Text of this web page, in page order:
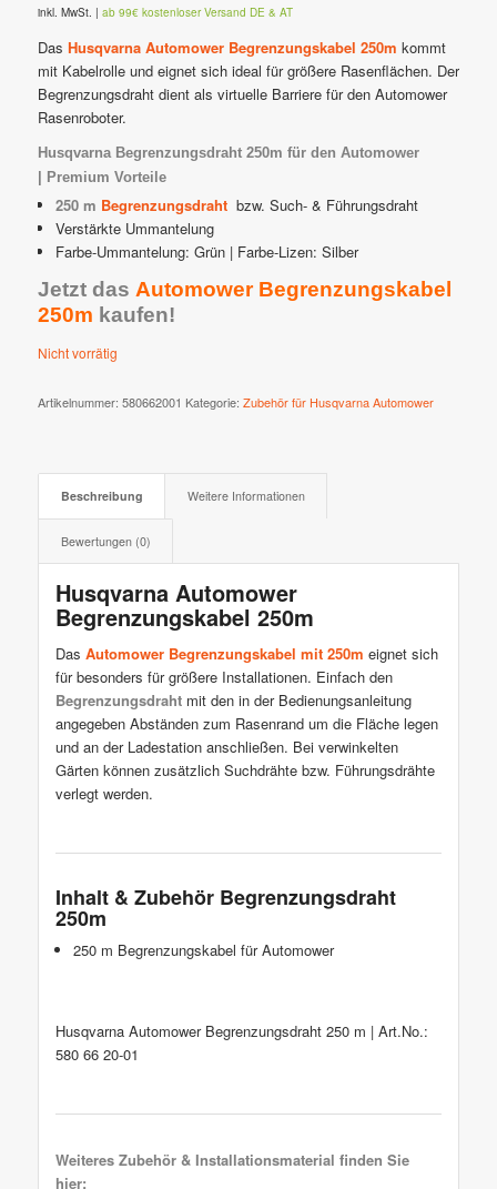
inkl. MwSt. | ab 99€ kostenloser Versand DE & AT
Das Husqvarna Automower Begrenzungskabel 250m kommt
mit Kabelrolle und eignet sich ideal für größere Rasenflächen. Der
Begrenzungsdraht dient als virtuelle Barriere für den Automower
Rasenroboter.
Husqvarna Begrenzungsdraht 250m für den Automower
| Premium Vorteile
250 m Begrenzungsdraht bzw. Such- & Führungsdraht
Verstärkte Ummantelung
Farbe-Ummantelung: Grün | Farbe-Lizen: Silber
Jetzt das Automower Begrenzungskabel
250m kaufen!
Nicht vorrätig
Artikelnummer: 580662001 Kategorie: Zubehör für Husqvarna Automower
Beschreibung Weitere Informationen
Bewertungen (0)
Husqvarna Automower
Begrenzungskabel 250m
Das Automower Begrenzungskabel mit 250m eignet sich
für besonders für größere Installationen. Einfach den
Begrenzungsdrahtmit den in der Bedienungsanleitung
angegeben Abständen zum Rasenrand um die Fläche legen
und an der Ladestation anschließen. Bei verwinkelten
Gärten können zusätzlich Suchdrähte bzw. Führungsdrähte
verlegt werden.
Inhalt & Zubehör Begrenzungsdraht
250m
250 m Begrenzungskabel für Automower
Husqvarna Automower Begrenzungsdraht 250 m | Art.No.:
580 66 20-01
Weiteres Zubehör & Installationsmaterial finden Sie
hier: